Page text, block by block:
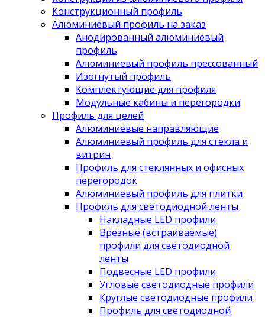
Конструкционный профиль
Алюминиевый профиль на заказ
Анодированный алюминиевый
профиль
Алюминиевый профиль прессованный
Изогнутый профиль
Комплектующие для профиля
Модульные кабины и перегородки
Профиль для целей
Алюминиевые направляющие
Алюминиевый профиль для стекла и
витрин
Профиль для стеклянных и офисных
перегородок
Алюминиевый профиль для плитки
Профиль для светодиодной ленты
Накладные LED профили
Врезные (встраиваемые)
профили для светодиодной
ленты
Подвесные LED профили
Угловые светодиодные профили
Круглые светодиодные профили
Профиль для светодиодной